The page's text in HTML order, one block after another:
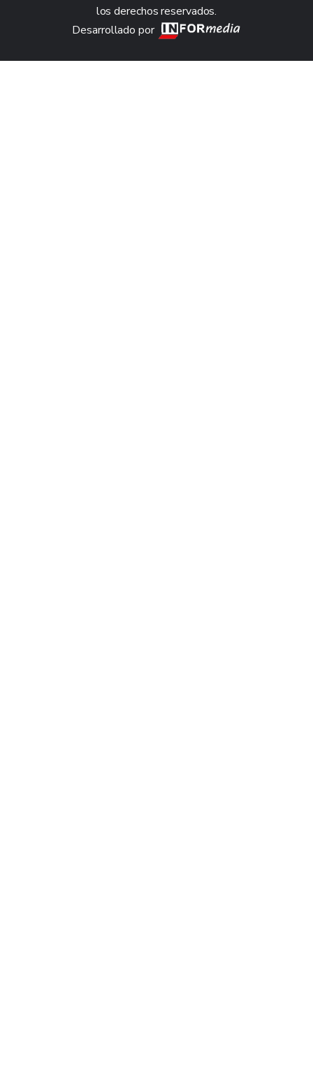
los derechos reservados.
Desarrollado por